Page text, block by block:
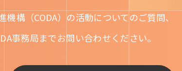
構（CODA）の活動についてのご質問、
事務局までお問い合わせください。